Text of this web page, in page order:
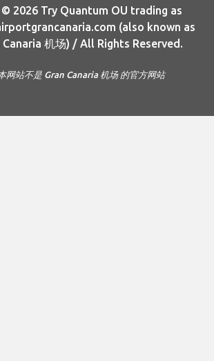
© 2026 Try Quantum OU trading as
(also known as
机场) / All Rights Reserved.
网站不是 Gran Canaria 机场 的官方网站